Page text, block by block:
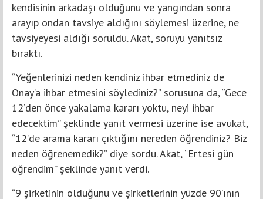
kendisinin arkadaşı olduğunu ve yangından sonra
arayıp ondan tavsiye aldığını söylemesi üzerine, ne
tavsiyeyesi aldığı soruldu. Akat, soruyu yanıtsız
bıraktı.
“Yeğenlerinizi neden kendiniz ihbar etmediniz de
Onay’a ihbar etmesini söylediniz?” sorusuna da, “Gece
12’den önce yakalama kararı yoktu, neyi ihbar
edecektim” şeklinde yanıt vermesi üzerine ise avukat,
“12’de arama kararı çıktığını nereden öğrendiniz? Biz
neden öğrenemedik?” diye sordu. Akat, “Ertesi gün
öğrendim” şeklinde yanıt verdi.
“9 şirketinin olduğunu ve şirketlerinin yüzde 90’ının